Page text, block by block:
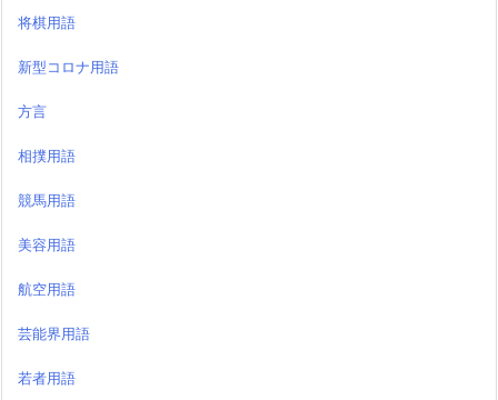
将棋用語
新型コロナ用語
方言
相撲用語
競馬用語
美容用語
航空用語
芸能界用語
若者用語